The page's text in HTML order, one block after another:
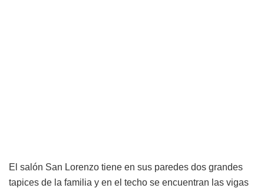
El salón San Lorenzo tiene en sus paredes dos grandes
tapices de la familia y en el techo se encuentran las vigas